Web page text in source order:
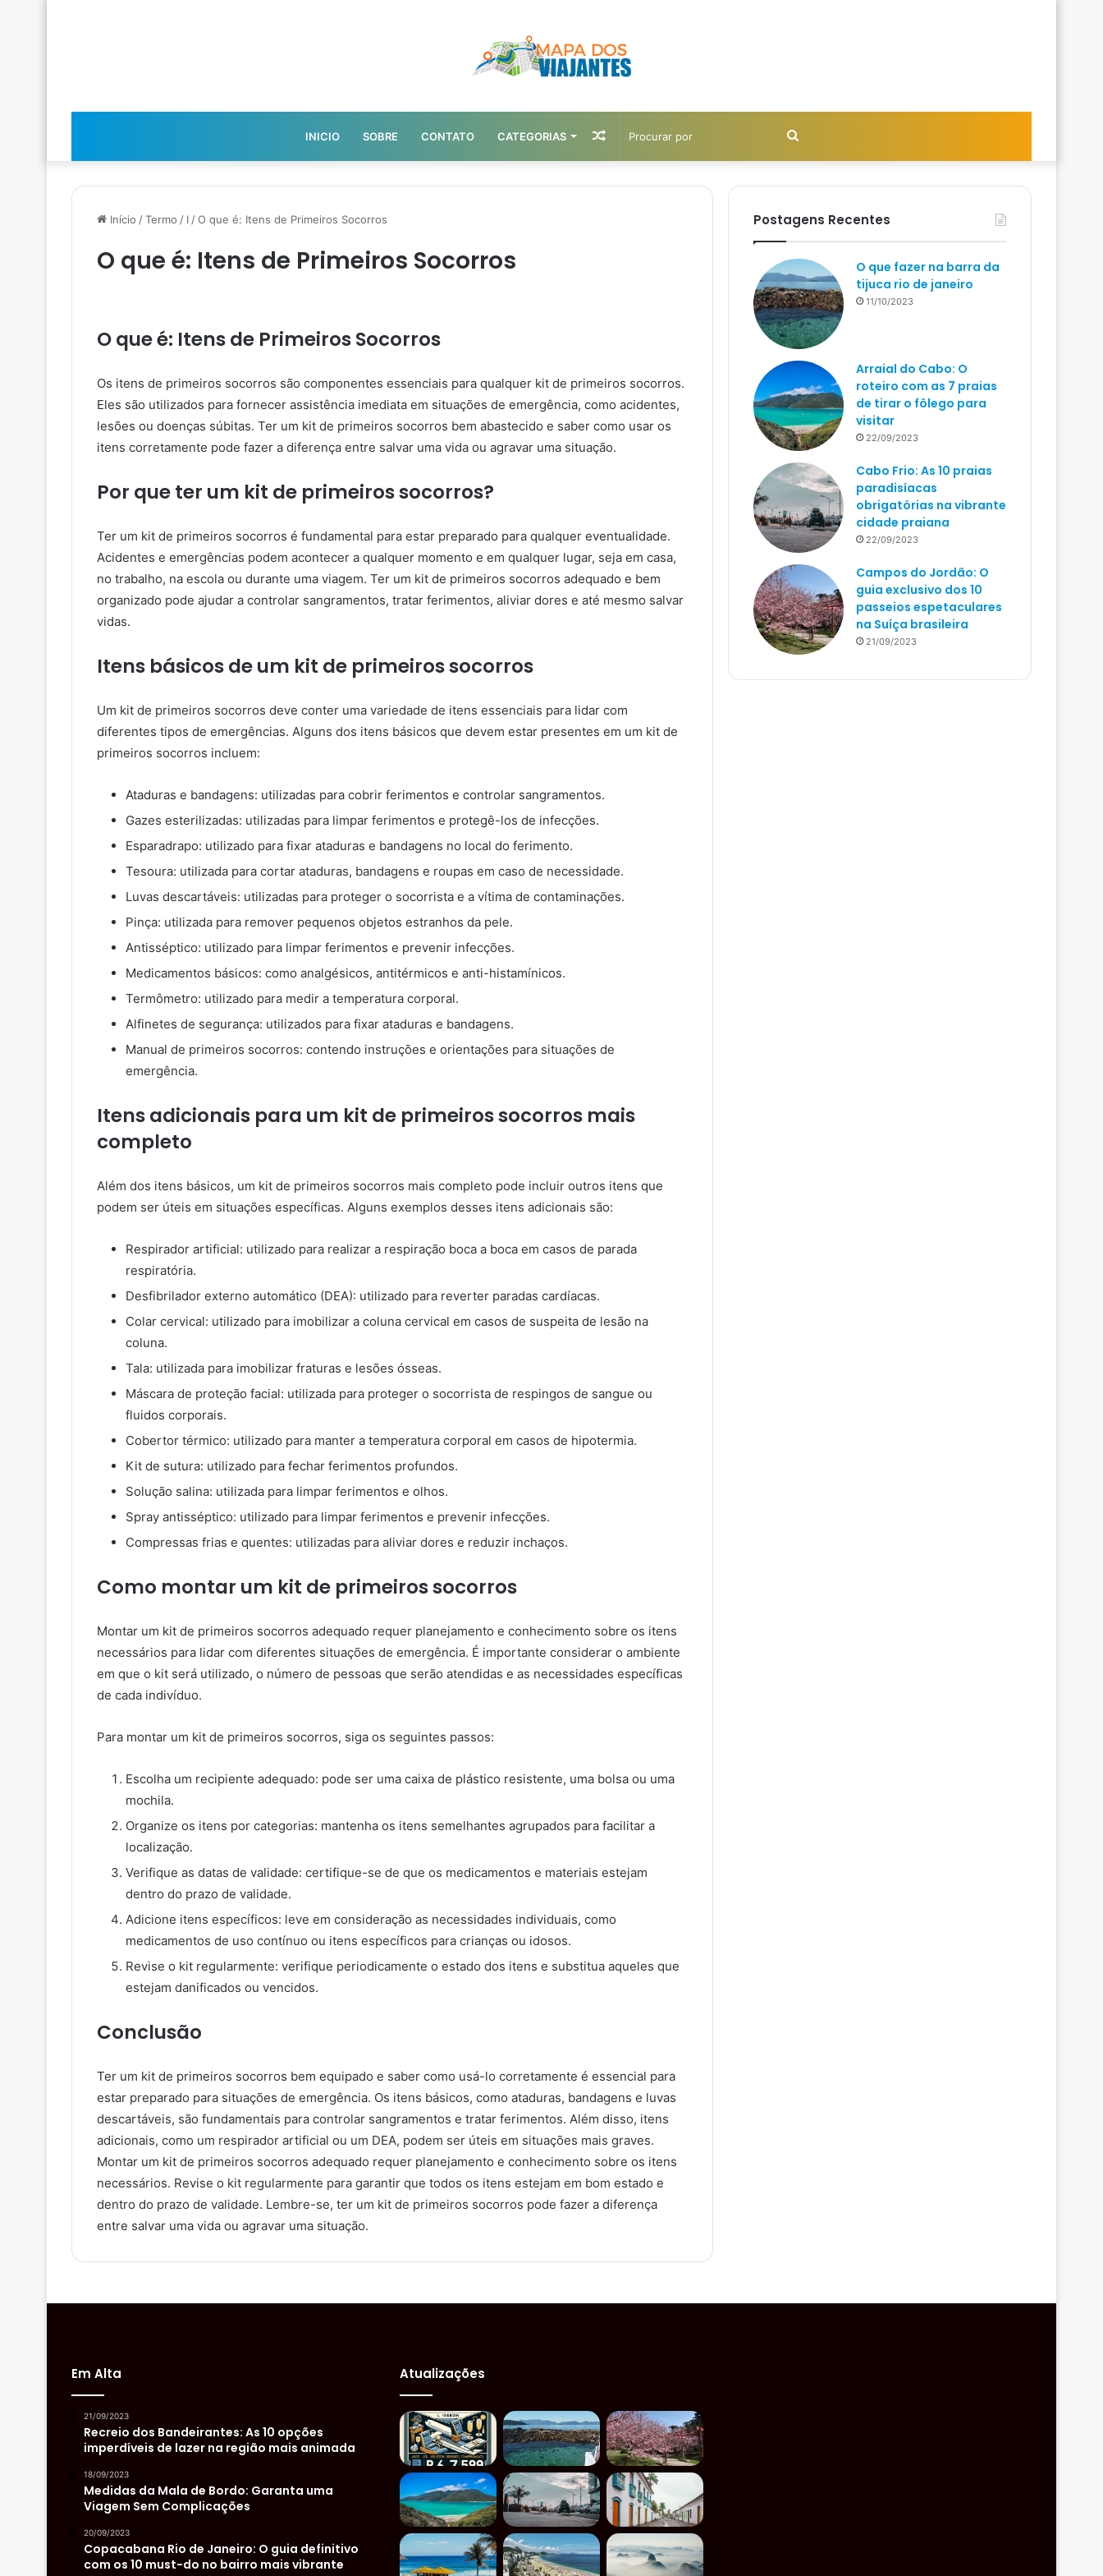
INICIO SOBRE CONTATO CATEGORIAS Procurar
por
Artigo
aleatório
Início /Termo / I /O que é: Itens de Primeiros Socorros
O que é: Itens de Primeiros Socorros
O que é: Itens de Primeiros Socorros
Os itens de primeiros socorros são componentes essenciais para qualquer kit de primeiros socorros.
Eles são utilizados para fornecer assistência imediata em situações de emergência, como acidentes,
lesões ou doenças súbitas. Ter um kit de primeiros socorros bem abastecido e saber como usar os
itens corretamente pode fazer a diferença entre salvar uma vida ou agravar uma situação.
Por que ter um kit de primeiros socorros?
Ter um kit de primeiros socorros é fundamental para estar preparado para qualquer eventualidade.
Acidentes e emergências podem acontecer a qualquer momento e em qualquer lugar, seja em casa,
no trabalho, na escola ou durante uma viagem. Ter um kit de primeiros socorros adequado e bem
organizado pode ajudar a controlar sangramentos, tratar ferimentos, aliviar dores e até mesmo salvar
vidas.
Itens básicos de um kit de primeiros socorros
Um kit de primeiros socorros deve conter uma variedade de itens essenciais para lidar com
diferentes tipos de emergências. Alguns dos itens básicos que devem estar presentes em um kit de
primeiros socorros incluem:
Ataduras e bandagens: utilizadas para cobrir ferimentos e controlar sangramentos.
Gazes esterilizadas: utilizadas para limpar ferimentos e protegê-los de infecções.
Esparadrapo: utilizado para fixar ataduras e bandagens no local do ferimento.
Tesoura: utilizada para cortar ataduras, bandagens e roupas em caso de necessidade.
Luvas descartáveis: utilizadas para proteger o socorrista e a vítima de contaminações.
Pinça: utilizada para remover pequenos objetos estranhos da pele.
Antisséptico: utilizado para limpar ferimentos e prevenir infecções.
Medicamentos básicos: como analgésicos, antitérmicos e anti-histamínicos.
Termômetro: utilizado para medir a temperatura corporal.
Alfinetes de segurança: utilizados para fixar ataduras e bandagens.
Manual de primeiros socorros: contendo instruções e orientações para situações de
emergência.
Itens adicionais para um kit de primeiros socorros mais
completo
Além dos itens básicos, um kit de primeiros socorros mais completo pode incluir outros itens que
podem ser úteis em situações específicas. Alguns exemplos desses itens adicionais são:
Respirador artificial: utilizado para realizar a respiração boca a boca em casos de parada
respiratória.
Desfibrilador externo automático (DEA): utilizado para reverter paradas cardíacas.
Colar cervical: utilizado para imobilizar a coluna cervical em casos de suspeita de lesão na
coluna.
Tala: utilizada para imobilizar fraturas e lesões ósseas.
Máscara de proteção facial: utilizada para proteger o socorrista de respingos de sangue ou
fluidos corporais.
Cobertor térmico: utilizado para manter a temperatura corporal em casos de hipotermia.
Kit de sutura: utilizado para fechar ferimentos profundos.
Solução salina: utilizada para limpar ferimentos e olhos.
Spray antisséptico: utilizado para limpar ferimentos e prevenir infecções.
Compressas frias e quentes: utilizadas para aliviar dores e reduzir inchaços.
Como montar um kit de primeiros socorros
Montar um kit de primeiros socorros adequado requer planejamento e conhecimento sobre os itens
necessários para lidar com diferentes situações de emergência. É importante considerar o ambiente
em que o kit será utilizado, o número de pessoas que serão atendidas e as necessidades específicas
de cada indivíduo.
Para montar um kit de primeiros socorros, siga os seguintes passos:
Escolha um recipiente adequado: pode ser uma caixa de plástico resistente, uma bolsa ou uma
mochila.
Organize os itens por categorias: mantenha os itens semelhantes agrupados para facilitar a
localização.
Verifique as datas de validade: certifique-se de que os medicamentos e materiais estejam
dentro do prazo de validade.
Adicione itens específicos: leve em consideração as necessidades individuais, como
medicamentos de uso contínuo ou itens específicos para crianças ou idosos.
Revise o kit regularmente: verifique periodicamente o estado dos itens e substitua aqueles que
estejam danificados ou vencidos.
Conclusão
Ter um kit de primeiros socorros bem equipado e saber como usá-lo corretamente é essencial para
estar preparado para situações de emergência. Os itens básicos, como ataduras, bandagens e luvas
descartáveis, são fundamentais para controlar sangramentos e tratar ferimentos. Além disso, itens
adicionais, como um respirador artificial ou um DEA, podem ser úteis em situações mais graves.
Montar um kit de primeiros socorros adequado requer planejamento e conhecimento sobre os itens
necessários. Revise o kit regularmente para garantir que todos os itens estejam em bom estado e
dentro do prazo de validade. Lembre-se, ter um kit de primeiros socorros pode fazer a diferença
entre salvar uma vida ou agravar uma situação.
Postagens Recentes
O que fazer na barra da
tijuca rio de janeiro
11/10/2023
Arraial do Cabo: O
roteiro com as 7 praias
de tirar o fôlego para
visitar
22/09/2023
Cabo Frio: As 10 praias
paradisíacas
obrigatórias na vibrante
cidade praiana
22/09/2023
Campos do Jordão: O
guia exclusivo dos 10
passeios espetaculares
na Suíça brasileira
21/09/2023
Em Alta
21/09/2023
Recreio dos Bandeirantes: As 10 opções
imperdíveis de lazer na região mais animada
18/09/2023
Medidas da Mala de Bordo: Garanta uma
Viagem Sem Complicações
20/09/2023
Copacabana Rio de Janeiro: O guia definitivo
com os 10 must-do no bairro mais vibrante
Atualizações